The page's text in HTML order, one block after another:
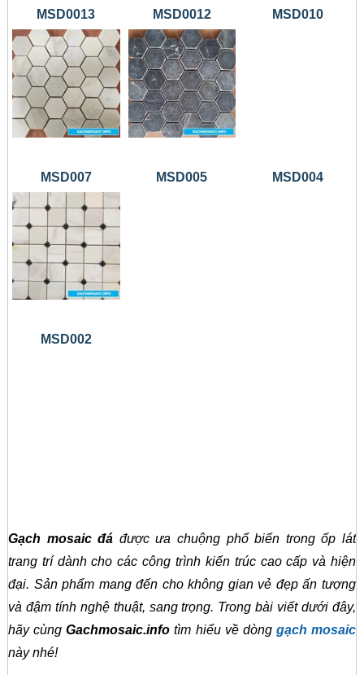
Gạch mosaic đá được ưa chuộng phổ biến trong ốp lát
trang trí dành cho các công trình kiến trúc cao cấp và hiện
đại. Sản phẩm mang đến cho không gian vẻ đẹp ấn tượng
và đậm tính nghệ thuật, sang trọng. Trong bài viết dưới đây,
hãy cùngGachmosaic.info tìm hiểu về dòng gạch mosaic
này nhé!
MSD0013 MSD0012 MSD010
MSD007 MSD005 MSD004
MSD002